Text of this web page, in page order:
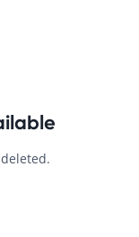
incendiilor cu
poate
mica productie.
detaliu!